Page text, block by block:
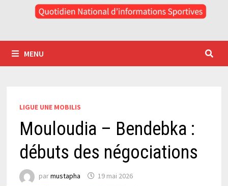
MENU
LIGUE UNE MOBILIS
Mouloudia – Bendebka :
débuts des négociations
parmustapha 19 mai 2026